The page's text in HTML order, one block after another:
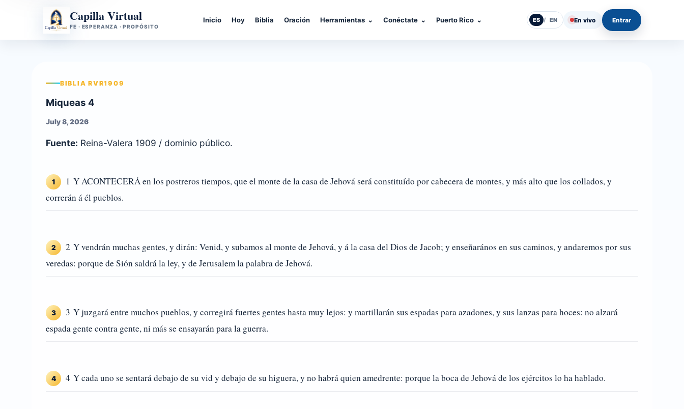
Capilla Virtual
FE · ESPERANZA · PROPÓSITO
Inicio Hoy Biblia Oración Herramientas ⌄ Conéctate ⌄ Puerto Rico ⌄ ES / EN En vivo Entrar
BIBLIA RVR1909
Miqueas 4
July 8, 2026
Fuente: Reina-Valera 1909 / dominio público.
1
1 Y ACONTECERÁ en los postreros tiempos, que el monte de la casa de Jehová será constituído por cabecera de montes, y más alto que los collados, y
correrán á él pueblos.
2
2 Y vendrán muchas gentes, y dirán: Venid, y subamos al monte de Jehová, y á la casa del Dios de Jacob; y enseñarános en sus caminos, y andaremos por sus
veredas: porque de Sión saldrá la ley, y de Jerusalem la palabra de Jehová.
3
3 Y juzgará entre muchos pueblos, y corregirá fuertes gentes hasta muy lejos: y martillarán sus espadas para azadones, y sus lanzas para hoces: no alzará
espada gente contra gente, ni más se ensayarán para la guerra.
4 4 Y cada uno se sentará debajo de su vid y debajo de su higuera, y no habrá quien amedrente: porque la boca de Jehová de los ejércitos lo ha hablado.